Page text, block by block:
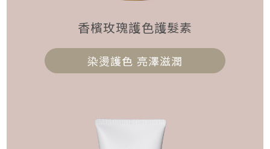
香檳玫瑰護色護髮素
染燙護色 亮澤滋潤